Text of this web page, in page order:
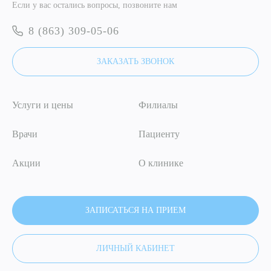
Удаление полипа толстой кишки
Удаление полипа толстой кишки
18 000 ₽
Если у вас остались вопросы, позвоните нам
8 (863) 309-05-06
ЗАКАЗАТЬ ЗВОНОК
Услуги и цены
Врачи
Акции
Филиалы
Пациенту
О клинике
ЗАПИСАТЬСЯ НА ПРИЕМ
ЛИЧНЫЙ КАБИНЕТ